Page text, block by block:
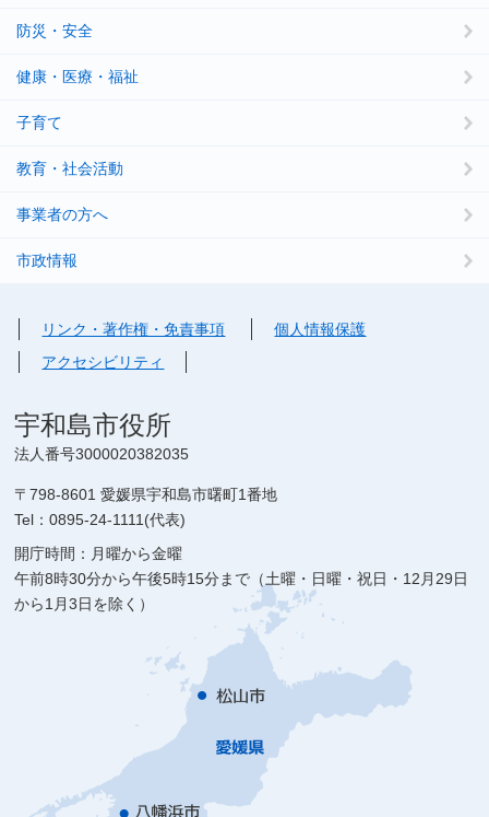
防災・安全
健康・医療・福祉
子育て
教育・社会活動
事業者の方へ
市政情報
リンク・著作権・免責事項
個人情報保護
アクセシビリティ
宇和島市役所
法人番号3000020382035
〒798-8601 愛媛県宇和島市曙町1番地
Tel：0895-24-1111(代表)
開庁時間：月曜から金曜
午前8時30分から午後5時15分まで（土曜・日曜・祝日・12月29日
から1月3日を除く）